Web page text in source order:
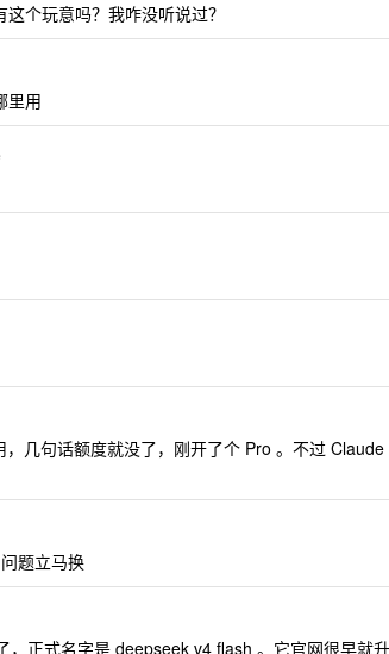
个玩意吗？我咋没听说过？
里用
几句话额度就没了，刚开了个 Pro 。不过
题立马换
，正式名字是 deepseek v4 flash 。它官网很早就